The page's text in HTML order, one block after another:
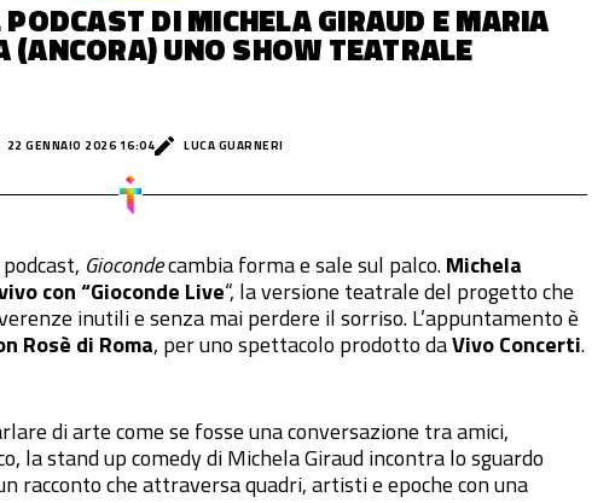
DI MICHELA GIRAUD E MARIA
(ANCORA) UNO SHOW TEATRALE
22 GENNAIO 2026 16:04 LUCA GUARNERI
Giocondecambia forma e sale sul palco.Michela
con “Gioconde Live“, la versione teatrale del progetto che
inutili e senza mai perdere il sorriso. L’appuntamento è
Rosè di Roma, per uno spettacolo prodotto daVivo Concerti.
di arte come se fosse una conversazione tra amici,
la stand up comedy di Michela Giraud incontra lo sguardo
racconto che attraversa quadri, artisti e epoche con una